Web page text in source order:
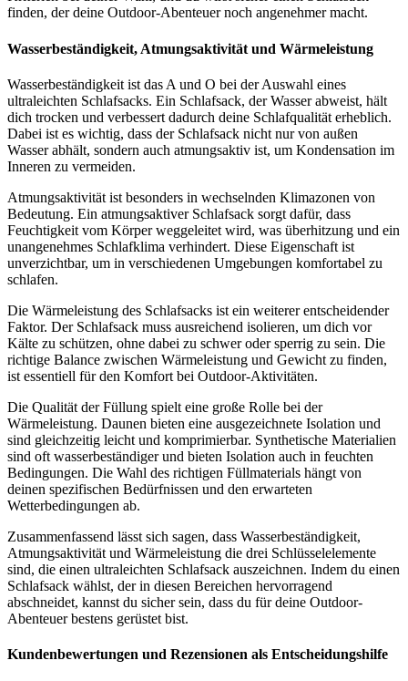
finden, der deine Outdoor-Abenteuer noch angenehmer macht.
Wasserbeständigkeit, Atmungsaktivität und Wärmeleistung
Wasserbeständigkeit ist das A und O bei der Auswahl eines
ultraleichten Schlafsacks. Ein Schlafsack, der Wasser abweist, hält
dich trocken und verbessert dadurch deine Schlafqualität erheblich.
Dabei ist es wichtig, dass der Schlafsack nicht nur von außen
Wasser abhält, sondern auch atmungsaktiv ist, um Kondensation im
Inneren zu vermeiden.
Atmungsaktivität ist besonders in wechselnden Klimazonen von
Bedeutung. Ein atmungsaktiver Schlafsack sorgt dafür, dass
Feuchtigkeit vom Körper weggeleitet wird, was überhitzung und ein
unangenehmes Schlafklima verhindert. Diese Eigenschaft ist
unverzichtbar, um in verschiedenen Umgebungen komfortabel zu
schlafen.
Die Wärmeleistung des Schlafsacks ist ein weiterer entscheidender
Faktor. Der Schlafsack muss ausreichend isolieren, um dich vor
Kälte zu schützen, ohne dabei zu schwer oder sperrig zu sein. Die
richtige Balance zwischen Wärmeleistung und Gewicht zu finden,
ist essentiell für den Komfort bei Outdoor-Aktivitäten.
Die Qualität der Füllung spielt eine große Rolle bei der
Wärmeleistung. Daunen bieten eine ausgezeichnete Isolation und
sind gleichzeitig leicht und komprimierbar. Synthetische Materialien
sind oft wasserbeständiger und bieten Isolation auch in feuchten
Bedingungen. Die Wahl des richtigen Füllmaterials hängt von
deinen spezifischen Bedürfnissen und den erwarteten
Wetterbedingungen ab.
Zusammenfassend lässt sich sagen, dass Wasserbeständigkeit,
Atmungsaktivität und Wärmeleistung die drei Schlüsselelemente
sind, die einen ultraleichten Schlafsack auszeichnen. Indem du einen
Schlafsack wählst, der in diesen Bereichen hervorragend
abschneidet, kannst du sicher sein, dass du für deine Outdoor-
Abenteuer bestens gerüstet bist.
Kundenbewertungen und Rezensionen als Entscheidungshilfe